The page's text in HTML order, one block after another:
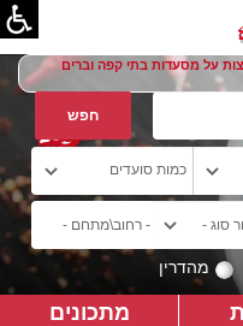
על מסעדות בתי קפה וברים
מהדרין
מתכונים